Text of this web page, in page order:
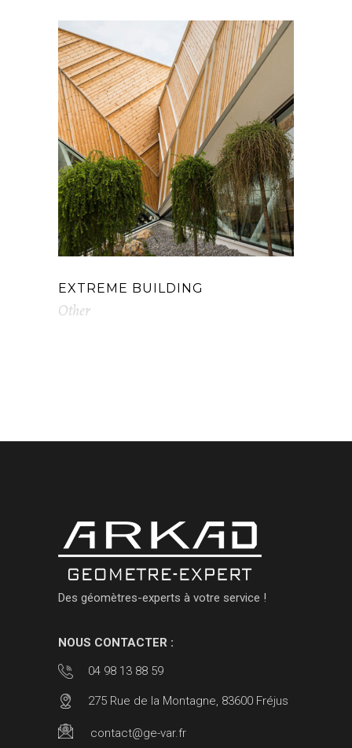
EXTREME BUILDING
Other
Des géomètres-experts à votre service !
NOUS CONTACTER :
04 98 13 88 59
275 Rue de la Montagne, 83600 Fréjus
contact@ge-var.fr